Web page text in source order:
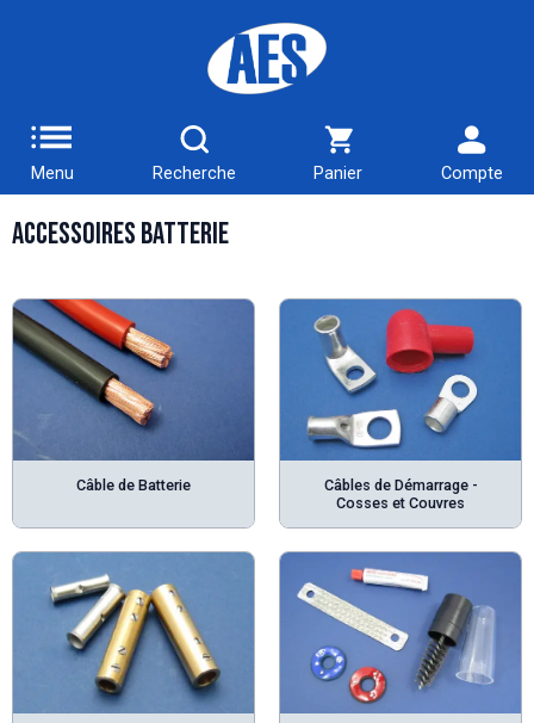
Menu Recherche Panier Compte
Accessoires Batterie
Câble de Batterie
Câbles de Démarrage -
Cosses et Couvres